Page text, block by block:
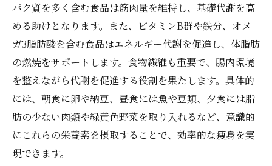
パク質を多く含む食品は筋肉量を維持し、基礎代謝を高
める助けとなります。また、ビタミンB群や鉄分、オメ
ガ3脂肪酸を含む食品はエネルギー代謝を促進し、体脂肪
の燃焼をサポートします。食物繊維も重要で、腸内環境
を整えながら代謝を促進する役割を果たします。具体的
には、朝食に卵や納豆、昼食には魚や豆類、夕食には脂
肪の少ない肉類や緑黄色野菜を取り入れるなど、意識的
にこれらの栄養素を摂取することで、効率的な痩身を実
現できます。